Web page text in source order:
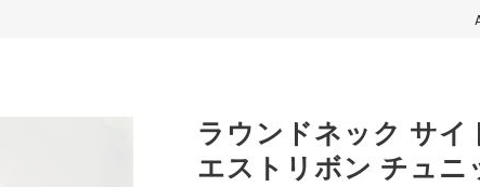
ラウンドネック サイ
エストリボン チュ